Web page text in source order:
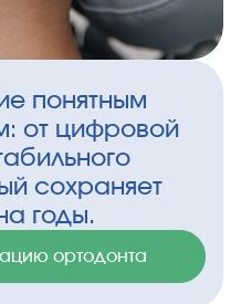
понятным
от цифровой
сохраняет
годы.
ортодонта